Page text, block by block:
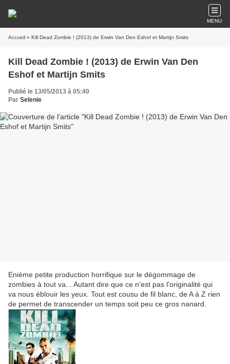
MENU
Accueil » Kill Dead Zombie ! (2013) de Erwin Van Den Eshof et Martijn Smits
Kill Dead Zombie ! (2013) de Erwin Van Den
Eshof et Martijn Smits
Publié le 13/05/2013 à 05:40
Par Selenie
Enième petite production horrifique sur le dégommage de
zombies à tout va... Autant dire que ce n'est pas l'originalité qui
va nous éblouir les yeux. Tout est cousu de fil blanc, de A à Z rien
de permet de transcender un temps soit peu ce gros nanard.